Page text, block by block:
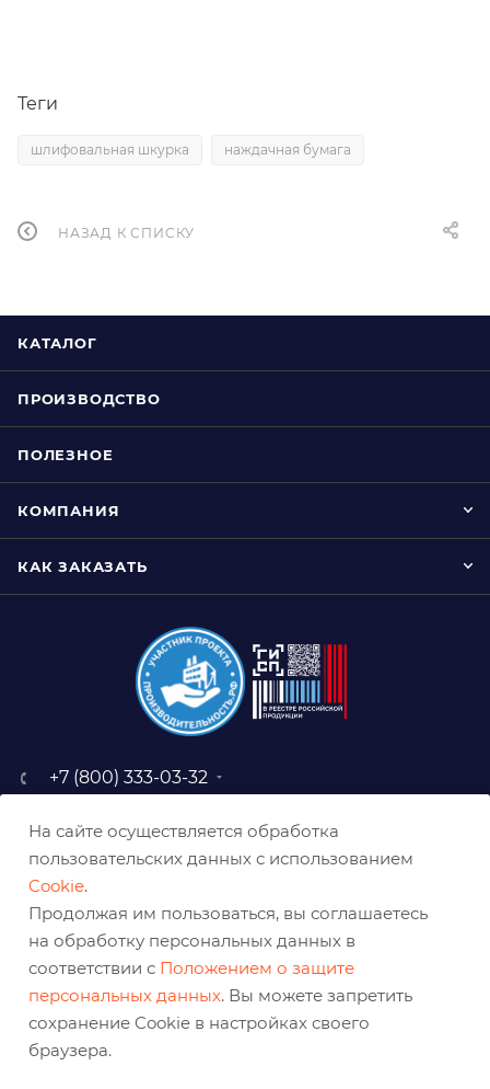
Теги
шлифовальная шкурка наждачная бумага
НАЗАД К СПИСКУ
КАТАЛОГ
ПРОИЗВОДСТВО
ПОЛЕЗНОЕ
КОМПАНИЯ
КАК ЗАКАЗАТЬ
+7 (800) 333-03-32
baz@belabraziv.ru
308009, Россия, г. Белгород,
На сайте осуществляется обработка
пользовательских данных с использованием
Cookie.
Продолжая им пользоваться, вы соглашаетесь
на обработку персональных данных в
соответствии с Положением о защите
персональных данных. Вы можете запретить
сохранение Cookie в настройках своего
браузера.